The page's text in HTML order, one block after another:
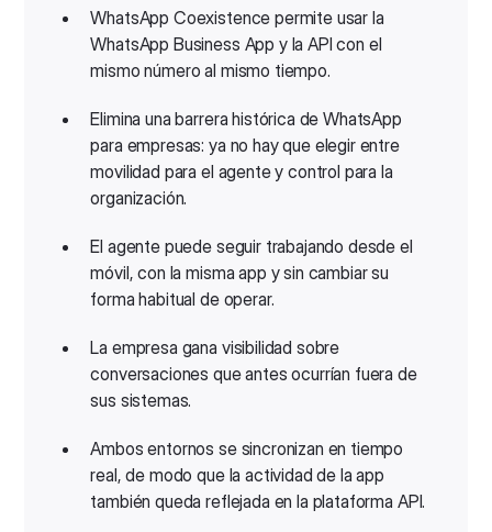
WhatsApp Coexistence permite usar la
WhatsApp Business App y la API con el
mismo número al mismo tiempo.
Elimina una barrera histórica de WhatsApp
para empresas: ya no hay que elegir entre
movilidad para el agente y control para la
organización.
El agente puede seguir trabajando desde el
móvil, con la misma app y sin cambiar su
forma habitual de operar.
La empresa gana visibilidad sobre
conversaciones que antes ocurrían fuera de
sus sistemas.
Ambos entornos se sincronizan en tiempo
real, de modo que la actividad de la app
también queda reflejada en la plataforma API.